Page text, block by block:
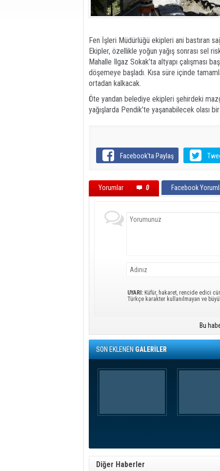
Fen İşleri Müdürlüğü ekipleri ani bastıran
Ekipler, özellikle yoğun yağış sonrası sel
Mahalle Ilgaz Sokak’ta altyapı çalışması
döşemeye başladı. Kısa süre içinde
ortadan kalkacak.
Öte yandan belediye ekipleri şehirdeki
yağışlarda Pendik’te yaşanabilecek olası
Facebook'ta Paylaş
Yorumlar 0 Facebook
UYARI: Küfür, hakaret, rencide edici
Türkçe karakter kullanılmayan ve
Bu
SON EKLENENGALERİLER
Diğer Haberler